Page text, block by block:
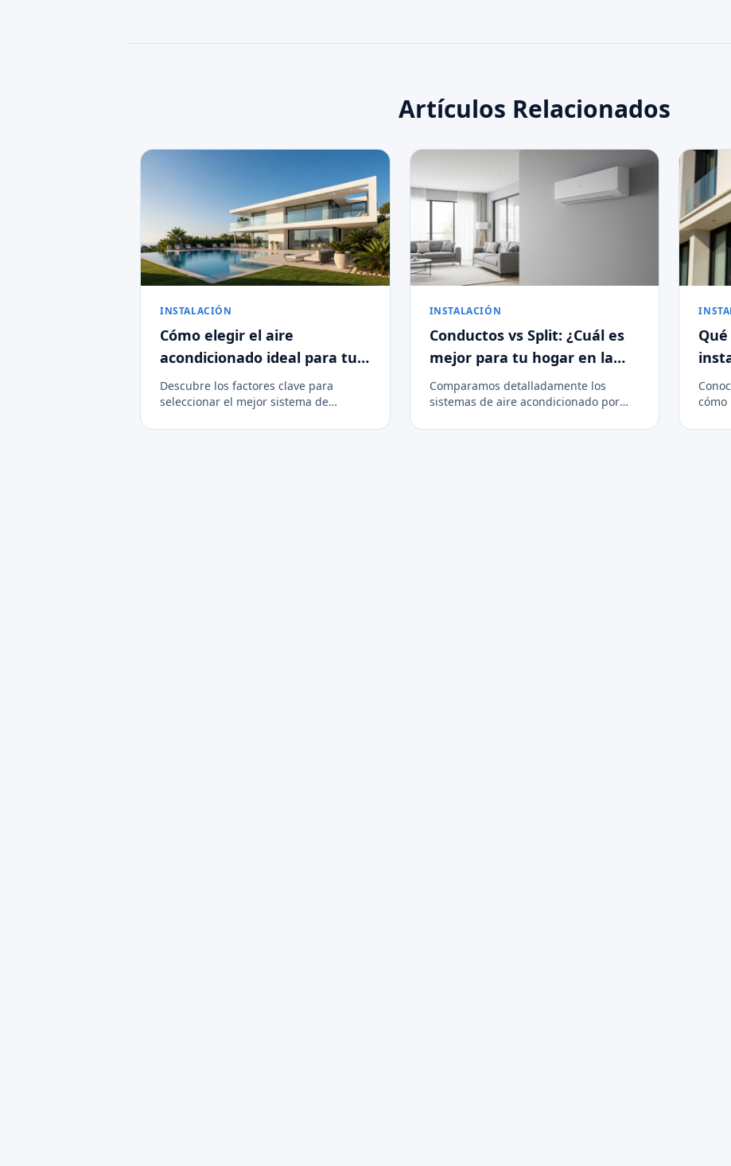
Artículos Relacionados
INSTALACIÓN
Cómo elegir el aire
acondicionado ideal para tu
villa en Marbella
Descubre los factores clave para
seleccionar el mejor sistema de
grandes en la Costa del Sol.
INSTALACIÓN
Conductos vs Split: ¿Cuál es
mejor para tu hogar en la
Costa del Sol?
Comparamos detalladamente los
sistemas de aire acondicionado por
decidir la mejor opción de
aire